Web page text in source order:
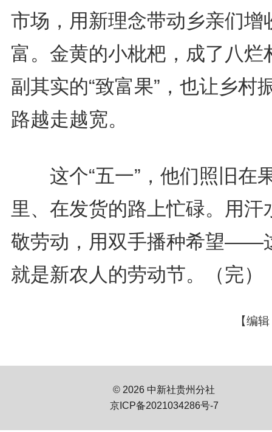
市场，用新理念带动乡亲们增
富。金黄的小枇杷，成了八烂
副其实的“致富果”，也让乡村
路越走越宽。
这个“五一”，他们照旧在
里、在发货的路上忙碌。用汗
敬劳动，用双手播种希望——
就是新农人的劳动节。（完）
【编
© 2026 中新社贵州分社
京ICP备2021034286号-7